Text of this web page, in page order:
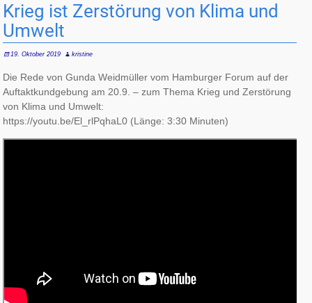
Krieg ist Zerstörung von Klima und
Umwelt
19. Oktober 2019 kristine
Die Rede von Gunda Weidmüller vom Hamburger Forum auf der
Auftaktkundgebung am 20.9. – zum Thema Krieg und Zerstörung
von Klima und Umwelt:
https://youtu.be/El_rlPqhaL0 (Länge: 3:30 Minuten)